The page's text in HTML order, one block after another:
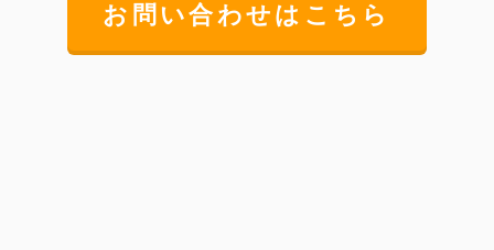
お問い合わせはこちら